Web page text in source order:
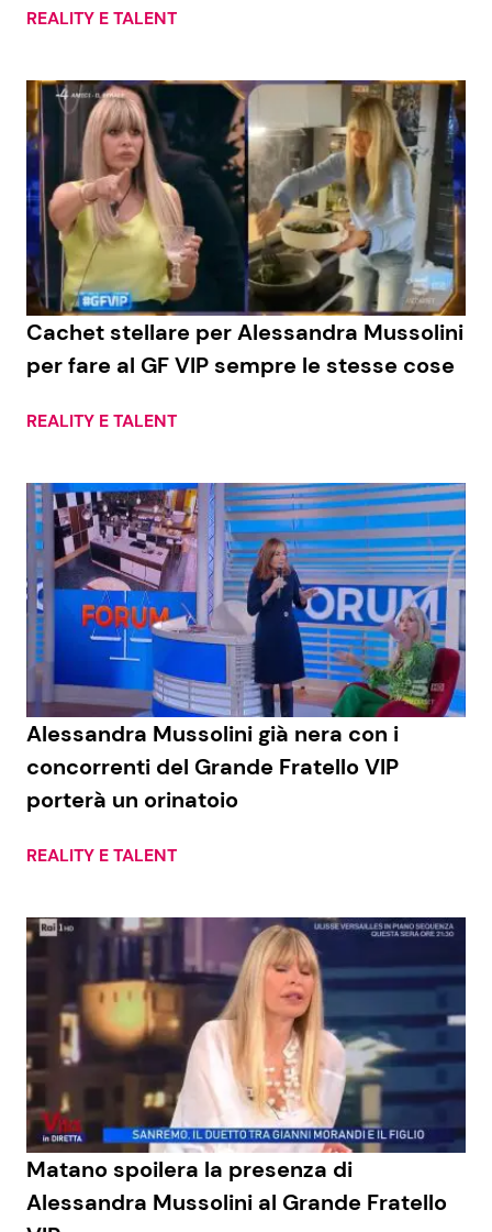
Info
Chi siamo
Disclaimer e Privacy
Redazione
Contattaci
Pubblicità
Privacy Policy
REALITY E TALENT
Cachet stellare per Alessandra Mussolini
per fare al GF VIP sempre le stesse cose
REALITY E TALENT
Alessandra Mussolini già nera con i
concorrenti del Grande Fratello VIP
porterà un orinatoio
REALITY E TALENT
Matano spoilera la presenza di
Alessandra Mussolini al Grande Fratello